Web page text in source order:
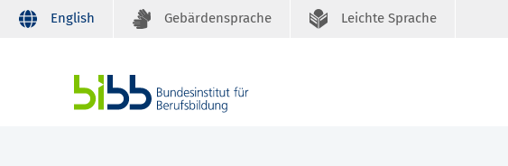
English Gebärdensprache Leichte Sprache